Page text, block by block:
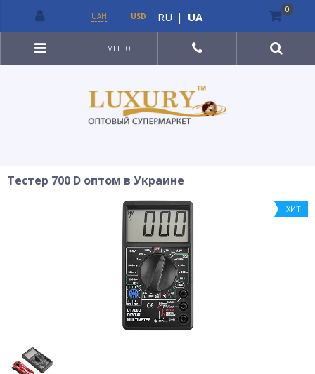
МЕНЮ
Тестер 700 D оптом в Украине
ХИТ
UAH USD RU | UA
0